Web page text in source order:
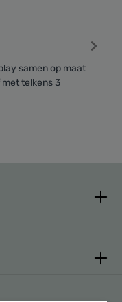
samen op maat
telkens 3